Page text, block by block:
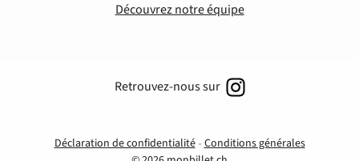
Découvrez notre équipe
Déclaration de confidentialité Conditions générales
Retrouvez-nous sur